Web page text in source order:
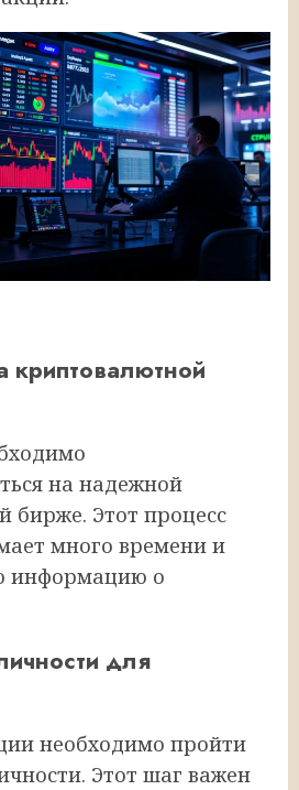
криптовалютной
на надежной
бирже. Этот процесс
много времени и
информацию о
для
необходимо пройти
Этот шаг важен